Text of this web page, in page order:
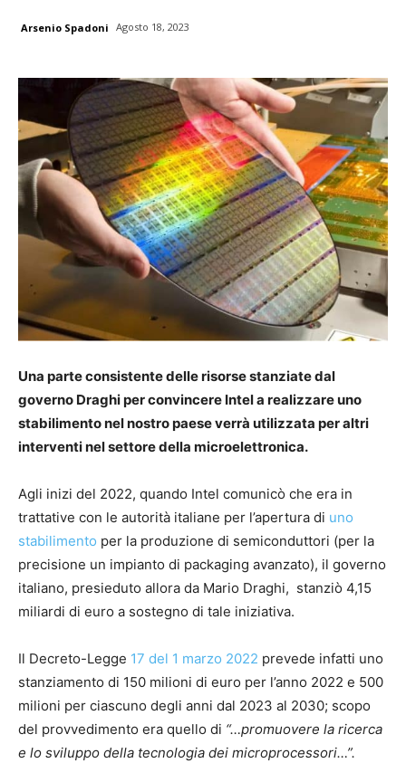
Arsenio Spadoni Agosto 18, 2023
Una parte consistente delle risorse stanziate dal
governo Draghi per convincere Intel a realizzare uno
stabilimento nel nostro paese verrà utilizzata per altri
interventi nel settore della microelettronica.
Agli inizi del 2022, quando Intel comunicò che era in
trattative con le autorità italiane per l’apertura di uno
stabilimento per la produzione di semiconduttori (per la
precisione un impianto di packaging avanzato), il governo
italiano, presieduto allora da Mario Draghi, stanziò 4,15
miliardi di euro a sostegno di tale iniziativa.
Il Decreto-Legge 17 del 1 marzo 2022 prevede infatti uno
stanziamento di 150 milioni di euro per l’anno 2022 e 500
milioni per ciascuno degli anni dal 2023 al 2030; scopo
del provvedimento era quello di “…promuovere la ricerca
e lo sviluppo della tecnologia dei microprocessori…”.